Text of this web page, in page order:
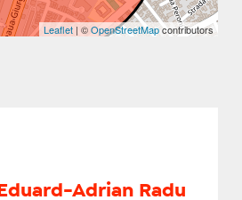
Leaflet | ©OpenStreetMapcontributors
Eduard-Adrian Radu